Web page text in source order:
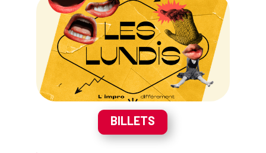
BILLETS